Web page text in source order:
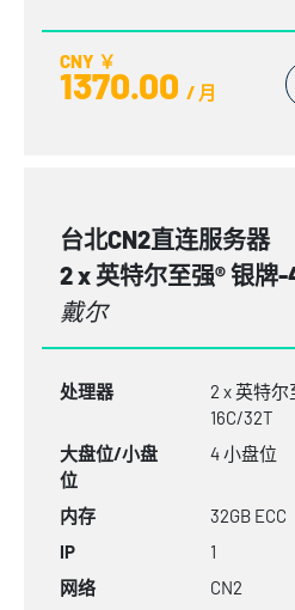
CNY ￥
1370.00 / 月
台北CN2直连服务器
2 x 英特尔至强® 银牌-
戴尔
处理器
2 x 英特尔
16C/32T
大盘位/小盘
位
4 小盘位
内存 32GB ECC
IP
1
网络
CN2